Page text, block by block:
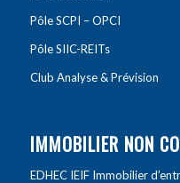
Pôle SCPI – OPCI
Pôle SIIC-REITs
Club Analyse & Prévision
IMMOBILIER NON
EDHEC IEIF Immobilier